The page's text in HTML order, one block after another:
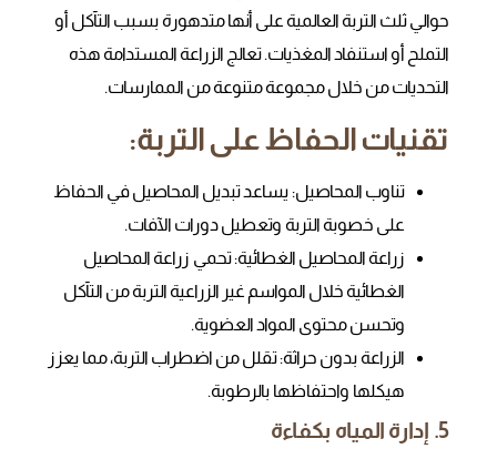
حوالي ثلث التربة العالمية على أنها متدهورة بسبب التآكل أو
التملح أو استنفاد المغذيات. تعالج الزراعة المستدامة هذه
التحديات من خلال مجموعة متنوعة من الممارسات.
تقنيات الحفاظ على التربة:
تناوب المحاصيل: يساعد تبديل المحاصيل في الحفاظ
على خصوبة التربة وتعطيل دورات الآفات.
زراعة المحاصيل الغطائية: تحمي زراعة المحاصيل
الغطائية خلال المواسم غير الزراعية التربة من التآكل
وتحسن محتوى المواد العضوية.
الزراعة بدون حراثة: تقلل من اضطراب التربة، مما يعزز
هيكلها واحتفاظها بالرطوبة.
5. إدارة المياه بكفاءة